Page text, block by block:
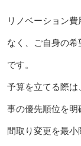
リノベーション
なく、ご自身の
です。
予算を立てる際
事の優先順位を明
間取り変更を最